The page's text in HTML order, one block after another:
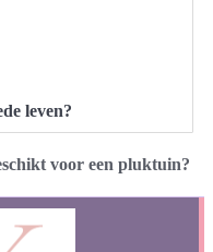
leven?
voor een pluktuin?